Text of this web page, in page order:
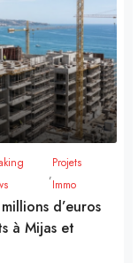
,
Projets
Immo
d’euros
à Mijas et